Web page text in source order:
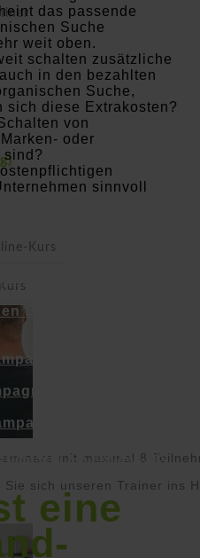
Kurs
mit maximal 8
Sie sich unseren Trainer ins
das passende
Suche
weit oben.
schalten zusätzliche
in den bezahlten
Suche,
sich diese Extrakosten?
von
oder
sind?
sinnvoll
Branding- und
zu achten ist
eine